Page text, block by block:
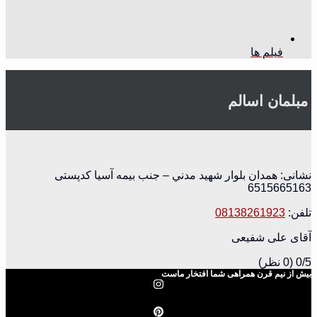
فیلم ها
مبلمان اسالم
نشانی: همدان بلوار شهيد مدني – جنب بيمه آسيا کدپستی
6515665163
تلفن: 08138261923
آقای علی شفیعی
0/5 (0 نظر)
بیش از نیم قرن همراهی شما افتخار ماست